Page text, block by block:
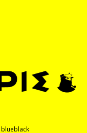
blueblack